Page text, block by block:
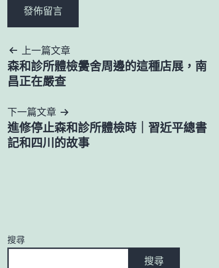
文
章
覽
上一篇文章
森和診所體檢黌舍周邊的這種店展，南
昌正在嚴查
下一篇文章
進修停止森和診所體檢時｜習近平總書
記和四川的故事
搜尋
搜尋